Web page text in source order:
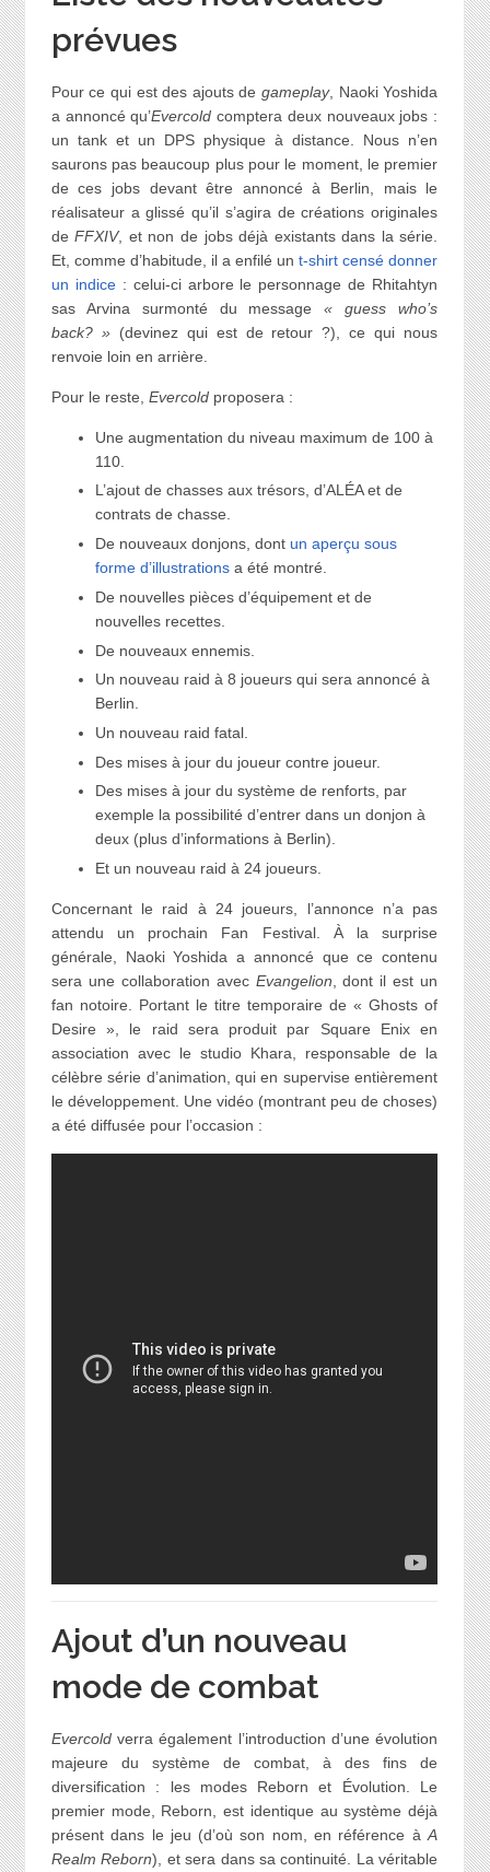
prévues
Pour ce qui est des ajouts de gameplay, Naoki Yoshida
a annoncé qu’Evercold comptera deux nouveaux jobs :
un tank et un DPS physique à distance. Nous n’en
saurons pas beaucoup plus pour le moment, le premier
de ces jobs devant être annoncé à Berlin, mais le
réalisateur a glissé qu’il s’agira de créations originales
deFFXIV, et non de jobs déjà existants dans la série.
Et, comme d’habitude, il a enfilé unt-shirt censé donner
un indice: celui-ci arbore le personnage de Rhitahtyn
sas Arvina surmonté du message« guess who’s
back? »(devinez qui est de retour ?), ce qui nous
renvoie loin en arrière.
Pour le reste, Evercoldproposera :
Une augmentation du niveau maximum de 100 à
110.
L’ajout de chasses aux trésors, d’ALÉA et de
contrats de chasse.
De nouveaux donjons, dont un aperçu sous
forme d’illustrationsa été montré.
De nouvelles pièces d’équipement et de
nouvelles recettes.
De nouveaux ennemis.
Un nouveau raid à 8 joueurs qui sera annoncé à
Berlin.
Un nouveau raid fatal.
Des mises à jour du joueur contre joueur.
Des mises à jour du système de renforts, par
exemple la possibilité d’entrer dans un donjon à
deux (plus d’informations à Berlin).
Et un nouveau raid à 24 joueurs.
Concernant le raid à 24 joueurs, l’annonce n’a pas
attendu un prochain Fan Festival. À la surprise
générale, Naoki Yoshida a annoncé que ce contenu
sera une collaboration avec Evangelion , dont il est un
fan notoire. Portant le titre temporaire de « Ghosts of
Desire », le raid sera produit par Square Enix en
association avec le studio Khara, responsable de la
célèbre série d’animation, qui en supervise entièrement
le développement. Une vidéo (montrant peu de choses)
a été diffusée pour l’occasion :
Ajout d’un nouveau
mode de combat
Evercoldverra également l’introduction d’une évolution
majeure du système de combat, à des fins de
diversification : les modes Reborn et Évolution. Le
premier mode, Reborn, est identique au système déjà
présent dans le jeu (d’où son nom, en référence àA
Realm Reborn), et sera dans sa continuité. La véritable